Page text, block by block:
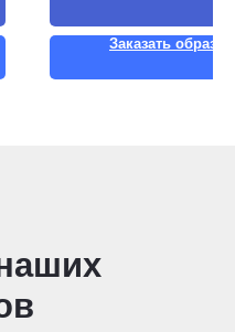
Заказать образец